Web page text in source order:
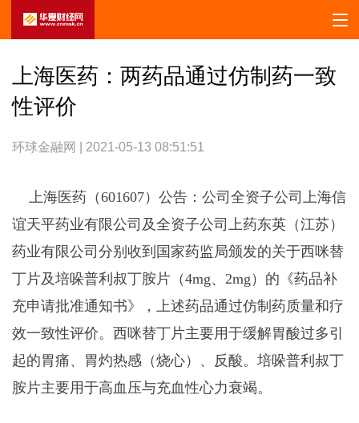
上海医药：两药品通过仿制药一致
性评价
环球金融网 | 2021-05-13 08:51:51
上海医药（601607）公告：公司全资子公司上海信
谊天平药业有限公司及全资子公司上药东英（江苏）
药业有限公司分别收到国家药监局颁发的关于西咪替
丁片及培哚普利叔丁胺片（4mg、2mg）的《药品补
充申请批准通知书》，上述药品通过仿制药质量和疗
效一致性评价。西咪替丁片主要用于缓解胃酸过多引
起的胃痛、胃灼热感（烧心）、反酸。培哚普利叔丁
胺片主要用于高血压与充血性心力衰竭。